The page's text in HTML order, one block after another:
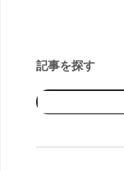
記事を探す